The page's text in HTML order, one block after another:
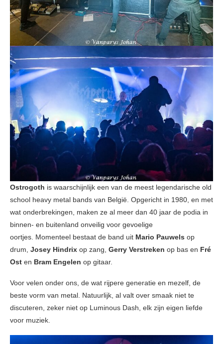
Ostrogoth is waarschijnlijk een van de meest legendarische old
school heavy metal bands van België. Opgericht in 1980, en met
wat onderbrekingen, maken ze al meer dan 40 jaar de podia in
binnen- en buitenland onveilig voor gevoelige
oortjes. Momenteel bestaat de band uit Mario Pauwels op
drum, Josey Hindrix op zang, Gerry Verstreken op bas en Fré
Ost en Bram Engelen op gitaar.
Voor velen onder ons, de wat rijpere generatie en mezelf, de
beste vorm van metal. Natuurlijk, al valt over smaak niet te
discuteren, zeker niet op Luminous Dash, elk zijn eigen liefde
voor muziek.